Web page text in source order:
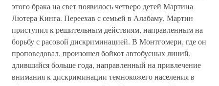
этого брака на свет появилось четверо детей Мартина
Лютера Кинга. Переехав с семьей в Алабаму, Мартин
приступил к решительным действиям, направленным на
борьбу с расовой дискриминацией. В Монтгомери, где он
проповедовал, произошел бойкот автобусных линий,
длившийся больше года, направленный на привлечение
внимания к дискриминации темнокожего населения в